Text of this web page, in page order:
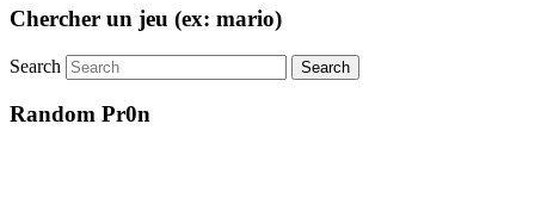
Chercher un jeu (ex: mario)
Search
Random Pr0n